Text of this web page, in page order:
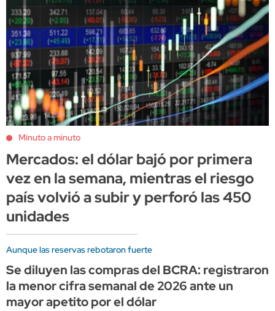
Minuto a minuto
Mercados: el dólar bajó por primera
vez en la semana, mientras el riesgo
país volvió a subir y perforó las 450
unidades
Aunque las reservas rebotaron fuerte
Se diluyen las compras del BCRA: registraron
la menor cifra semanal de 2026 ante un
mayor apetito por el dólar